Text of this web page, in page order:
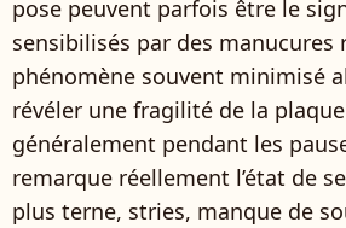
pose peuvent parfois être le
sensibilisés par des manucures
phénomène souvent minimisé
révéler une fragilité de la plaque.
généralement pendant les
remarque réellement l’état de
plus terne, stries, manque de